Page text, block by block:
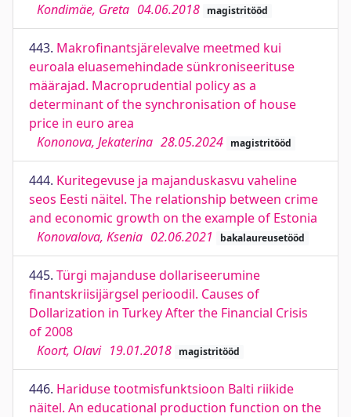
Kondimäe, Greta 04.06.2018 magistritööd
443. Makrofinantsjärelevalve meetmed kui
euroala eluasemehindade sünkroniseerituse
määrajad. Macroprudential policy as a
determinant of the synchronisation of house
price in euro area
Kononova, Jekaterina 28.05.2024 magistritööd
444. Kuritegevuse ja majanduskasvu vaheline
seos Eesti näitel. The relationship between crime
and economic growth on the example of Estonia
Konovalova, Ksenia 02.06.2021 bakalaureusetööd
445. Türgi majanduse dollariseerumine
finantskriisijärgsel perioodil. Causes of
Dollarization in Turkey After the Financial Crisis
of 2008
Koort, Olavi 19.01.2018 magistritööd
446. Hariduse tootmisfunktsioon Balti riikide
näitel. An educational production function on the